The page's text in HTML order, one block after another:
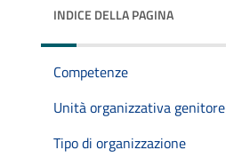
INDICE DELLA PAGINA
Competenze
Unità organizzativa genitore
Tipo di organizzazione